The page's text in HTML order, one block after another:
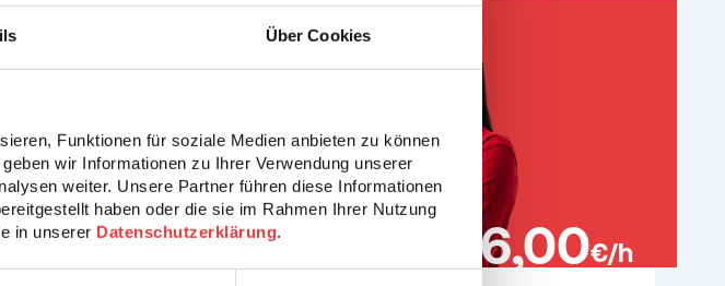
Über Cookies
Funktionen für soziale Medien anbieten zu können
wir Informationen zu Ihrer Verwendung unserer
weiter. Unsere Partner führen diese Informationen
haben oder die sie im Rahmen Ihrer Nutzung
in unserer Datenschutzerklärung.
MEHR 16,00€/h